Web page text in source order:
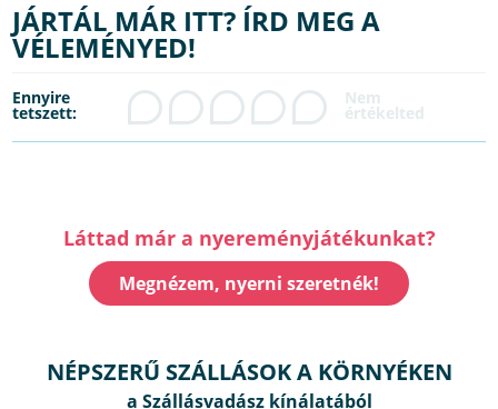
JÁRTÁL MÁR ITT? ÍRD MEG A
VÉLEMÉNYED!
Ennyire
tetszett:
Láttad már a nyereményjátékunkat?
Megnézem, nyerni szeretnék!
NÉPSZERŰ SZÁLLÁSOK A KÖRNYÉKEN